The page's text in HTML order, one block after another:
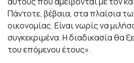
Πάντοτε, βέβαια, στα πλαίσια
οικονομίας. Είναι νωρίς να
συγκεκριμένα. Η διαδικασία θα
του επόμενου έτους».